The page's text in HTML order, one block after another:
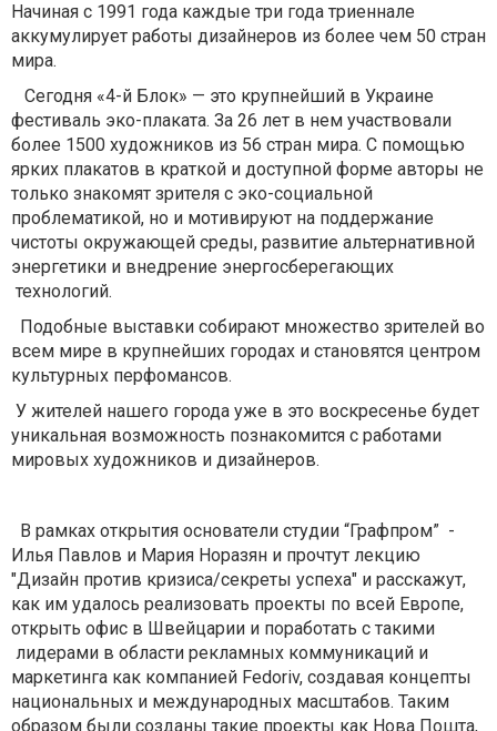
Начиная с 1991 года каждые три года триеннале
аккумулирует работы дизайнеров из более чем 50 стран
мира.
Сегодня «4-й Блок» — это крупнейший в Украине
фестиваль эко-плаката. За 26 лет в нем участвовали
более 1500 художников из 56 стран мира. C помощью
ярких плакатов в краткой и доступной форме авторы не
только знакомят зрителя с эко-социальной
проблематикой, но и мотивируют на поддержание
чистоты окружающей среды, развитие альтернативной
энергетики и внедрение энергосберегающих
технологий.
Подобные выставки собирают множество зрителей во
всем мире в крупнейших городах и становятся центром
культурных перфомансов.
У жителей нашего города уже в это воскресенье будет
уникальная возможность познакомится с работами
мировых художников и дизайнеров.
В рамках открытия основатели студии “Графпром” -
Илья Павлов и Мария Норазян и прочтут лекцию
"Дизайн против кризиса/секреты успеха" и расскажут,
как им удалось реализовать проекты по всей Европе,
открыть офис в Швейцарии и поработать с такими
лидерами в области рекламных коммуникаций и
маркетинга как компанией Fedoriv, создавая концепты
национальных и международных масштабов. Таким
образом были созданы такие проекты как Нова Пошта,